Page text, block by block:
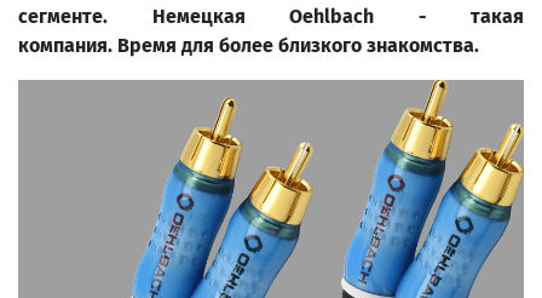
сегменте. Немецкая Oehlbach - такая
компания. Время для более близкого знакомства.